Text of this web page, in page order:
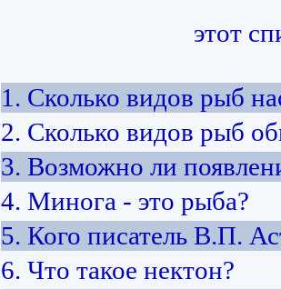
этот
1. Сколько видов рыб
2. Сколько видов рыб
3. Возможно ли
4. Минога - это рыба?
5. Кого писатель В.П.
6. Что такое нектон?